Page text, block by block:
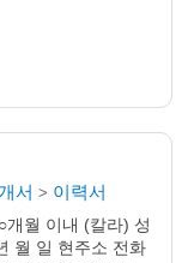
서 > 이력서
월 이내 (칼라) 성
월 일 현주소 전화